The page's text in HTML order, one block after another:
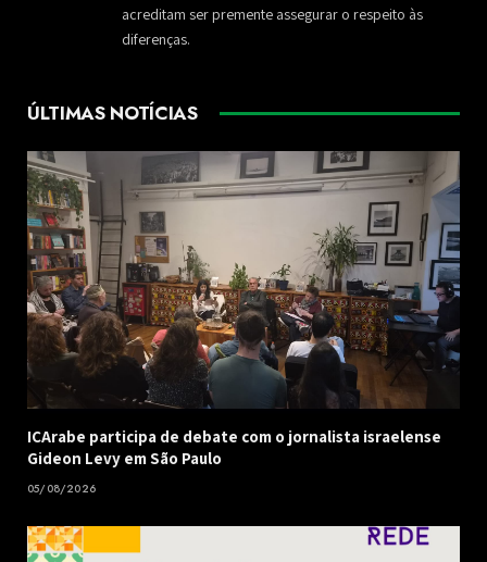
acreditam ser premente assegurar o respeito às
diferenças.
ÚLTIMAS NOTÍCIAS
ICArabe participa de debate com o jornalista israelense
Gideon Levy em São Paulo
05/08/2026